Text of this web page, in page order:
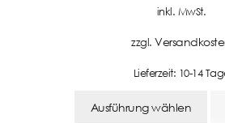
inkl. MwSt.
zzgl.
Lieferzeit: 10-14
Ausführung wählen